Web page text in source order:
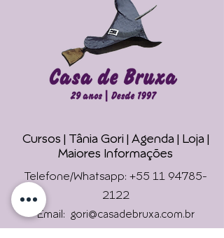
CURSOS ONLINE HOTMART
ENTRE EM CONTATO
Faça seu Ritual
Online !
Cursos | Tânia Gori | Agenda | Loja |
Maiores Informações
Telefone/Whatsapp: +55 11 94785-
2122
Email: gori@casadebruxa.com.br